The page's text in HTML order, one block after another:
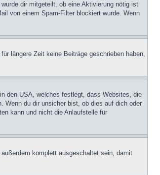
dir mitgeteilt, ob eine Aktivierung nötig ist
von einem Spam-Filter blockiert wurde. Wenn
längere Zeit keine Beiträge geschrieben haben,
den USA, welches festlegt, dass Websites, die
Wenn du dir unsicher bist, ob dies auf dich oder
kann und nicht die Anlaufstelle für
komplett ausgeschaltet sein, damit